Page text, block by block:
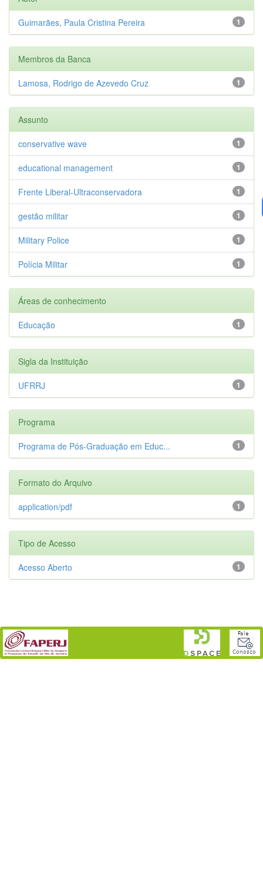
1
Guimarães, Paula Cristina Pereira
Membros da Banca
1
Lamosa, Rodrigo de Azevedo Cruz
Assunto
1
conservative wave
1
educational management
1
Frente Liberal-Ultraconservadora
1
gestão militar
1
Military Police
1
Polícia Militar
Áreas de conhecimento
1
Educação
Sigla da Instituição
1
UFRRJ
Programa
1
Programa de Pós-Graduação em Educ...
Formato do Arquivo
1
application/pdf
Tipo de Acesso
1
Acesso Aberto